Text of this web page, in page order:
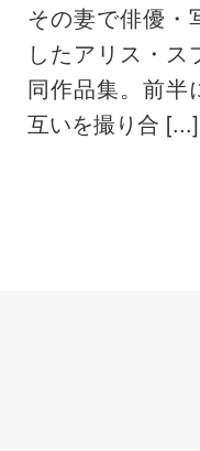
その妻で俳優・
したアリス・
同作品集。前半
互いを撮り合 [...]